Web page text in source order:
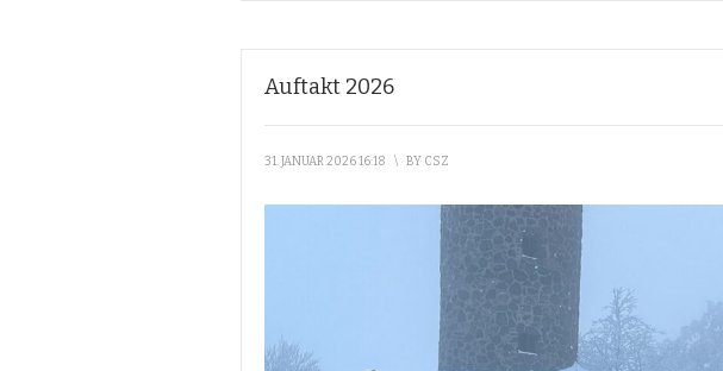
Auftakt 2026
31. JANUAR 2026 16:18 \ BY CSZ